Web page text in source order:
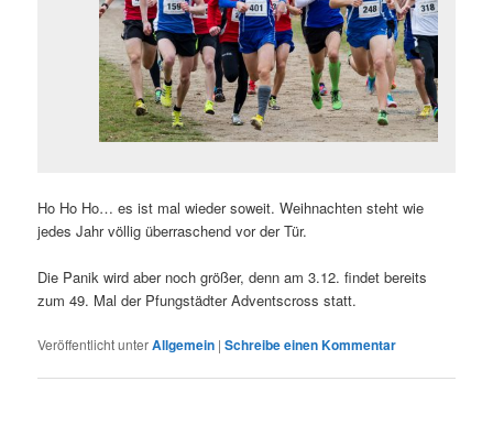
Ho Ho Ho… es ist mal wieder soweit. Weihnachten steht wie
jedes Jahr völlig überraschend vor der Tür.
Die Panik wird aber noch größer, denn am 3.12. findet bereits
zum 49. Mal der Pfungstädter Adventscross statt.
Veröffentlicht unterAllgemein |Schreibe einen Kommentar